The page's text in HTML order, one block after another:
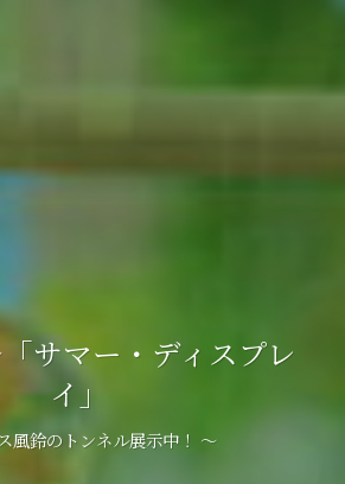
サマー・ディスプレ
イ」
風鈴のトンネル展示中！ ～
サマー・ディスプレ
イ」
風鈴のトンネル展示中！ ～
サマー・ディスプレ
イ」
風鈴のトンネル展示中！ ～